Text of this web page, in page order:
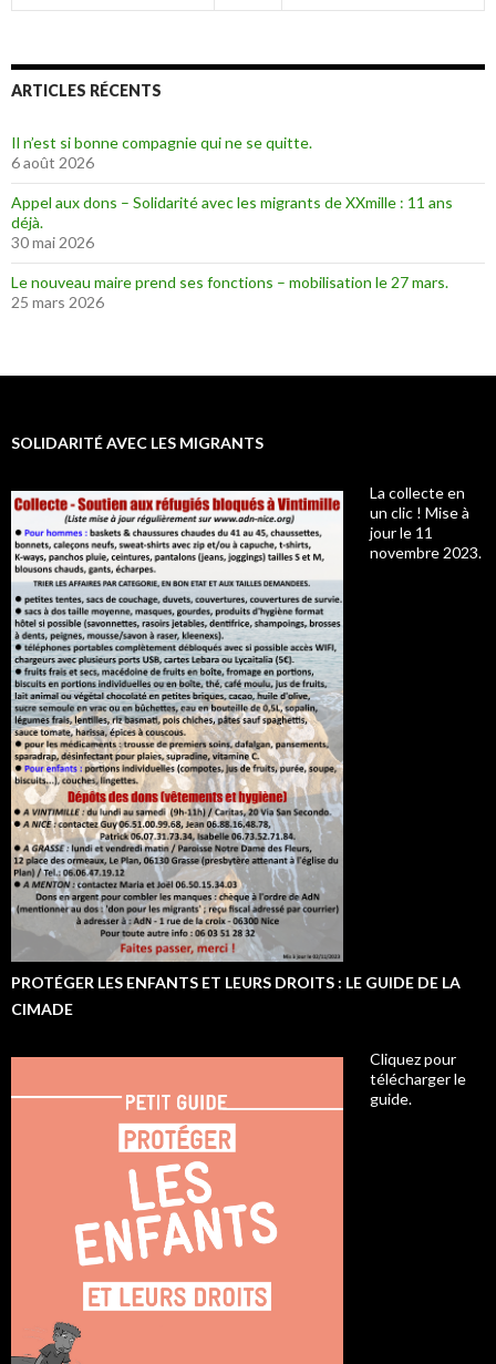
ARTICLES RÉCENTS
Il n’est si bonne compagnie qui ne se quitte.
6 août 2026
Appel aux dons – Solidarité avec les migrants de XXmille : 11 ans
déjà.
30 mai 2026
Le nouveau maire prend ses fonctions – mobilisation le 27 mars.
25 mars 2026
SOLIDARITÉ AVEC LES MIGRANTS
La collecte en
un clic ! Mise à
jour le 11
novembre 2023.
PROTÉGER LES ENFANTS ET LEURS DROITS : LE GUIDE DE LA
CIMADE
Cliquez pour
télécharger le
guide.